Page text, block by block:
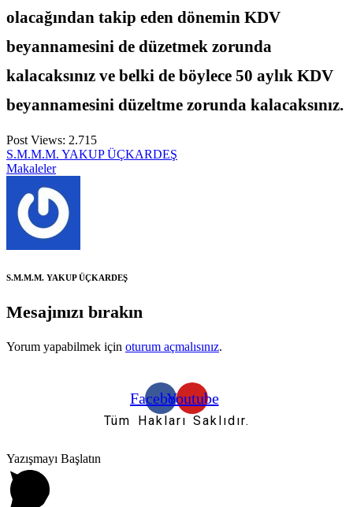
olacağından takip eden dönemin KDV
beyannamesini de düzetmek zorunda
kalacaksınız ve belki de böylece 50 aylık KDV
beyannamesini düzeltme zorunda kalacaksınız.
Post Views: 2.715
S.M.M.M. YAKUP ÜÇKARDEŞ
Makaleler
S.M.M.M. YAKUP ÜÇKARDEŞ
Mesajınızı bırakın
Yorum yapabilmek için oturum açmalısınız.
FacebookYoutube
Tüm Hakları Saklıdır.
Yazışmayı Başlatın